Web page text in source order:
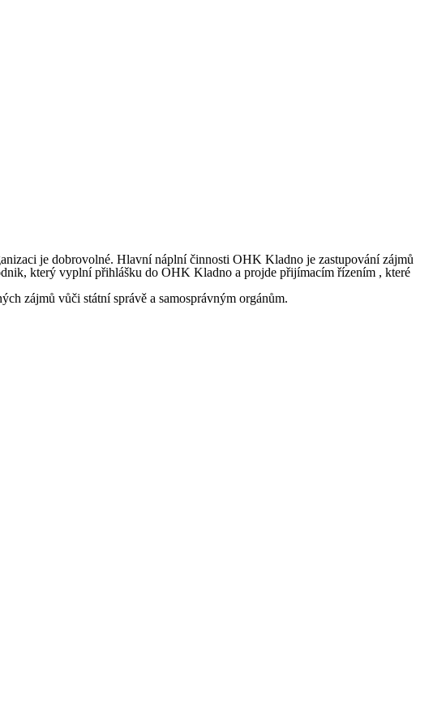
je dobrovolné. Hlavní náplní činnosti OHK Kladno je zastupování zájmů
který vyplní přihlášku do OHK Kladno a projde přijímacím řízením , které
zájmů vůči státní správě a samosprávným orgánům.